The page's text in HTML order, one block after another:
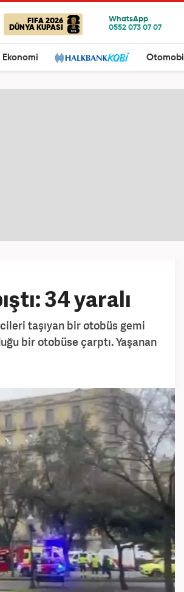
FIFA 2026
DÜNYA KUPASI
Ekonomi Otomobil
34 yaralı
taşıyan bir otobüs gemi
bir otobüse çarptı. Yaşanan